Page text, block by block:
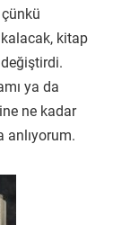
kitap
ya da
ne kadar
anlıyorum.